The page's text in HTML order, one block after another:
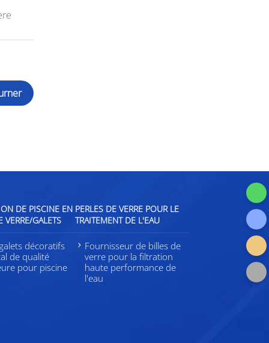
DE PISCINE EN
VERRE/GALETS
décoratifs
de qualité
pour piscine
PERLES DE VERRE POUR LE
TRAITEMENT DE L'EAU
Fournisseur de billes de
verre pour la filtration
haute performance de
l'eau